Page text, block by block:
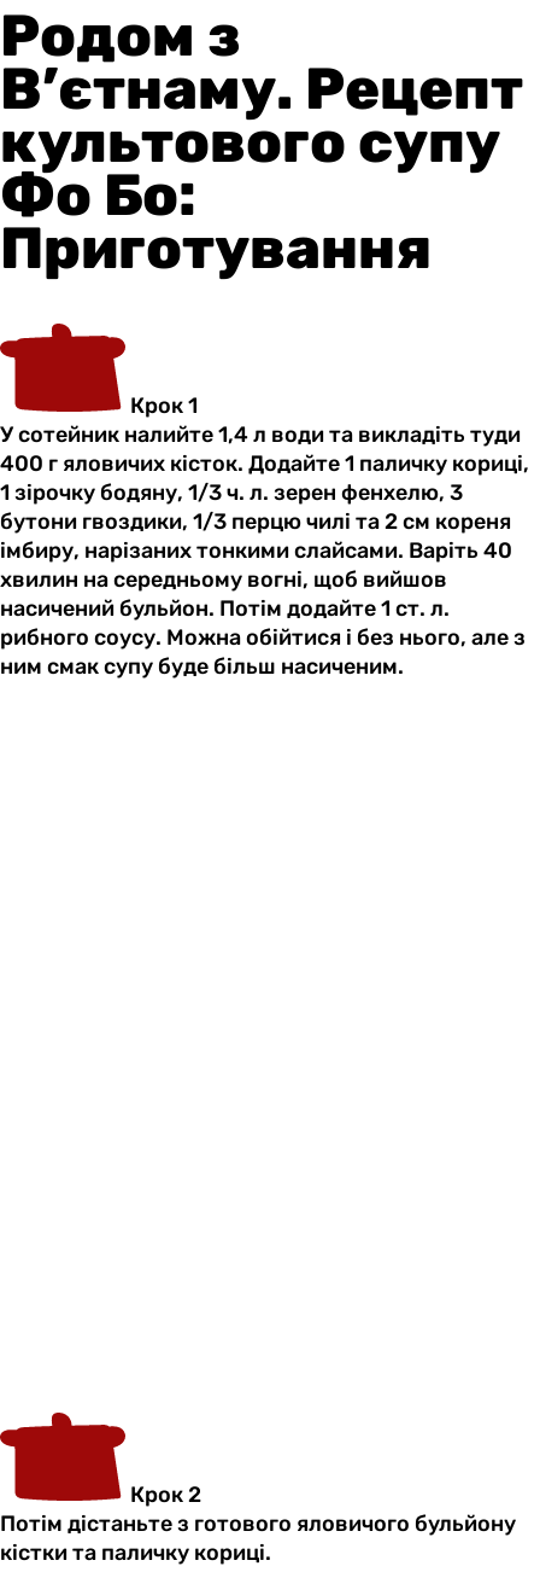
Родом з
В’єтнаму. Рецепт
культового супу
Фо Бо:
Приготування
Крок 1
У сотейник налийте 1,4 л води та викладіть туди
400 г яловичих кісток. Додайте 1 паличку кориці,
1 зірочку бодяну, 1/3 ч. л. зерен фенхелю, 3
бутони гвоздики, 1/3 перцю чилі та 2 см кореня
імбиру, нарізаних тонкими слайсами. Варіть 40
хвилин на середньому вогні, щоб вийшов
насичений бульйон. Потім додайте 1 ст. л.
рибного соусу. Можна обійтися і без нього, але з
ним смак супу буде більш насиченим.
Крок 2
Потім дістаньте з готового яловичого бульйону
кістки та паличку кориці.